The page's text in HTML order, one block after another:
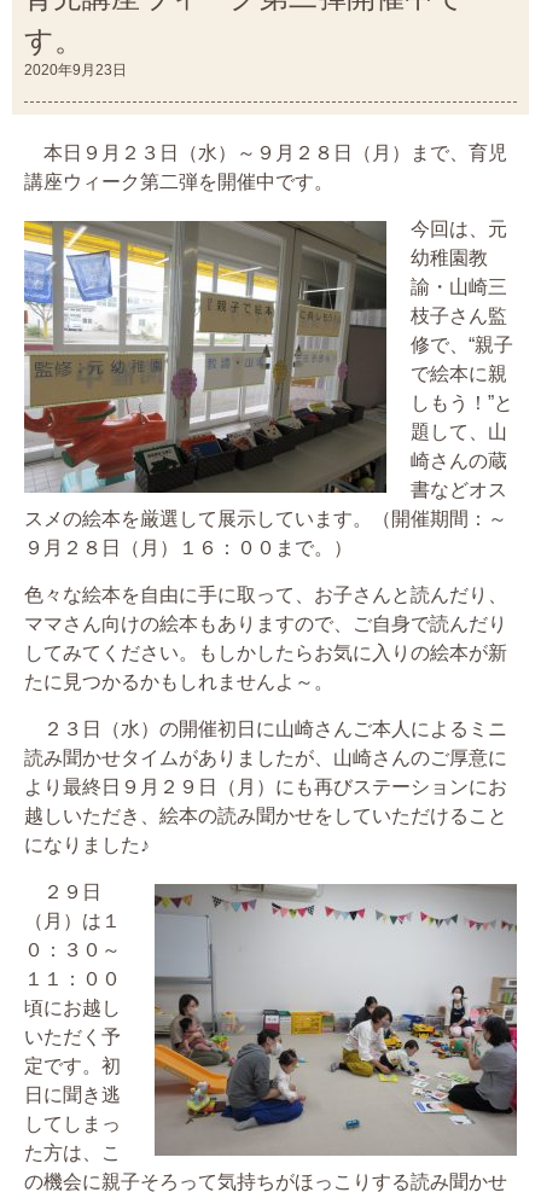
す。
2020年9月23日
本日９月２３日（水）～９月２８日（月）まで、育児
講座ウィーク第二弾を開催中です。
今回は、元
幼稚園教
諭・山崎三
枝子さん監
修で、“親子
で絵本に親
しもう！”と
題して、山
崎さんの蔵
書などオス
スメの絵本を厳選して展示しています。（開催期間：～
９月２８日（月）１６：００まで。）
色々な絵本を自由に手に取って、お子さんと読んだり、
ママさん向けの絵本もありますので、ご自身で読んだり
してみてください。もしかしたらお気に入りの絵本が新
たに見つかるかもしれませんよ～。
２３日（水）の開催初日に山崎さんご本人によるミニ
読み聞かせタイムがありましたが、山崎さんのご厚意に
より最終日９月２９日（月）にも再びステーションにお
越しいただき、絵本の読み聞かせをしていただけること
になりました♪
２９日
（月）は１
０：３０～
１１：００
頃にお越し
いただく予
定です。初
日に聞き逃
してしまっ
た方は、こ
の機会に親子そろって気持ちがほっこりする読み聞かせ